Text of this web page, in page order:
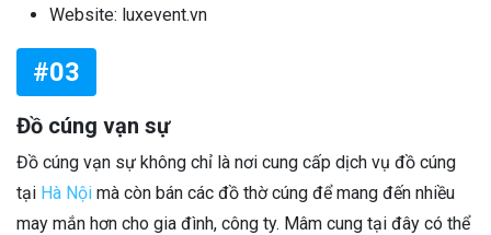
Website: luxevent.vn
#03
Đồ cúng vạn sự
Đồ cúng vạn sự không chỉ là nơi cung cấp dịch vụ đồ cúng
tại Hà Nội mà còn bán các đồ thờ cúng để mang đến nhiều
may mắn hơn cho gia đình, công ty. Mâm cung tại đây có thể